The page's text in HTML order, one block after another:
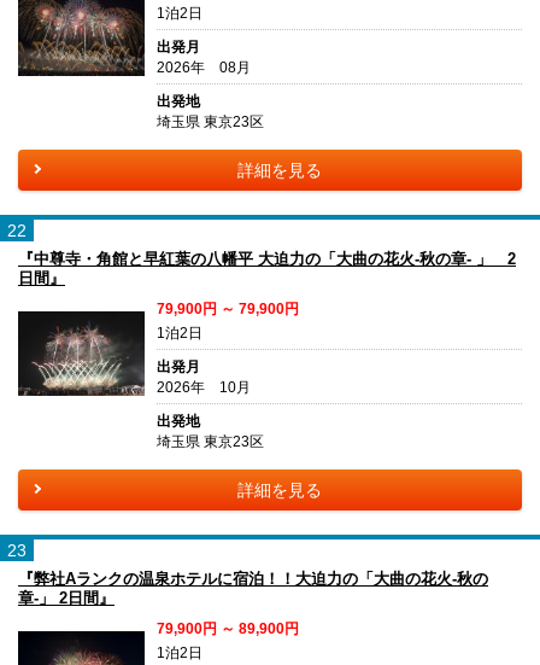
1泊2日
出発月
2026年 08月
出発地
埼玉県 東京23区
詳細を見る
22
『中尊寺・角館と早紅葉の八幡平 大迫力の「大曲の花火-秋の章- 」 2
日間』
79,900円 ～ 79,900円
1泊2日
出発月
2026年 10月
出発地
埼玉県 東京23区
詳細を見る
23
『弊社Aランクの温泉ホテルに宿泊！！大迫力の「大曲の花火-秋の
章-」 2日間』
79,900円 ～ 89,900円
1泊2日